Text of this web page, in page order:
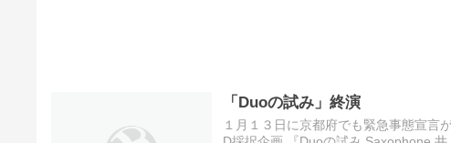
「Duoの試み」終演
１月１３日に京都府でも緊急事態宣言